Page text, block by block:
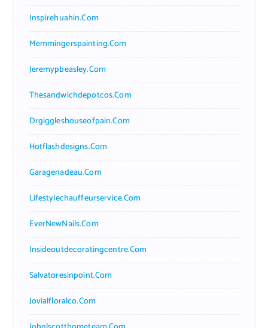
Inspirehuahin.com
Memmingerspainting.com
Jeremypbeasley.com
Thesandwichdepotcos.com
Drgiggleshouseofpain.com
Hotflashdesigns.com
Garagenadeau.com
Lifestylechauffeurservice.com
EverNewNails.com
Insideoutdecoratingcentre.com
Salvatoresinpoint.com
Jovialfloralco.com